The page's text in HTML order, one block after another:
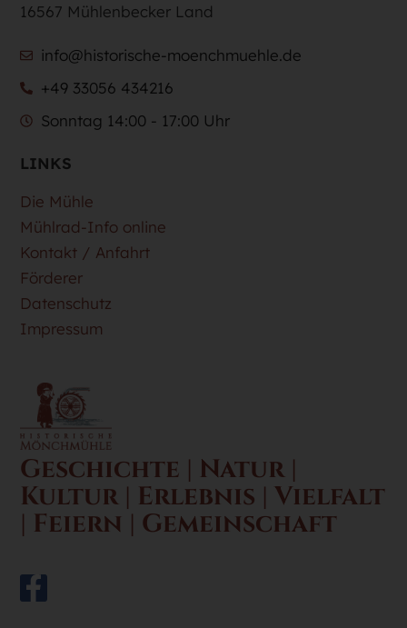
Geschichte | Natur |
Kultur | Erlebnis | Vielfalt
| Feiern | Gemeinschaft
LINKS
Die Mühle
Mühlrad-Info online
Kontakt / Anfahrt
Förderer
Datenschutz
Impressum
16567 Mühlenbecker Land
info@historische-moenchmuehle.de
+49 33056 434216
Sonntag 14:00 - 17:00 Uhr